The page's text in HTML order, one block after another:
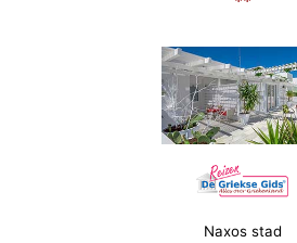
Naxos stad